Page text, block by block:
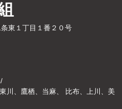
東１丁目１番２０号
川、鷹栖、当麻、 比布、上川、美